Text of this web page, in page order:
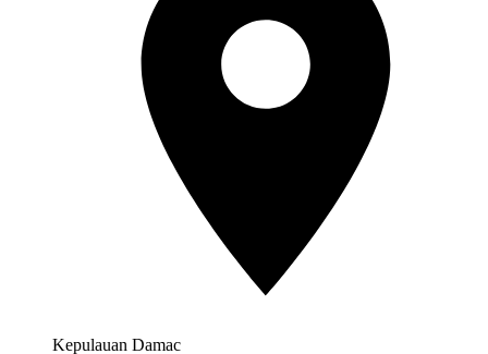
Kepulauan Damac